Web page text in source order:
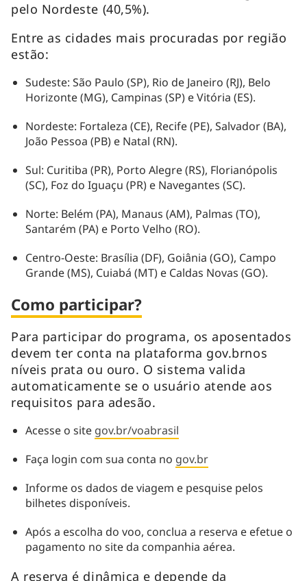
pelo Nordeste (40,5%).
Entre as cidades mais procuradas por região
estão:
Sudeste: São Paulo (SP), Rio de Janeiro (RJ), Belo
Horizonte (MG), Campinas (SP) e Vitória (ES).
Nordeste: Fortaleza (CE), Recife (PE), Salvador (BA),
João Pessoa (PB) e Natal (RN).
Sul: Curitiba (PR), Porto Alegre (RS), Florianópolis
(SC), Foz do Iguaçu (PR) e Navegantes (SC).
Norte: Belém (PA), Manaus (AM), Palmas (TO),
Santarém (PA) e Porto Velho (RO).
Centro-Oeste: Brasília (DF), Goiânia (GO), Campo
Grande (MS), Cuiabá (MT) e Caldas Novas (GO).
Como participar?
Para participar do programa, os aposentados
devem ter conta na plataforma gov.brnos
níveis prata ou ouro. O sistema valida
automaticamente se o usuário atende aos
requisitos para adesão.
Acesse o site gov.br/voabrasil
Faça login com sua conta no gov.br
Informe os dados de viagem e pesquise pelos
bilhetes disponíveis.
Após a escolha do voo, conclua a reserva e efetue o
pagamento no site da companhia aérea.
A reserva é dinâmica e depende da